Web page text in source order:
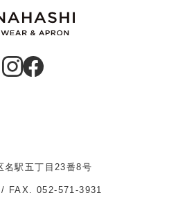
名駅五丁目23番8号
/ FAX. 052-571-3931